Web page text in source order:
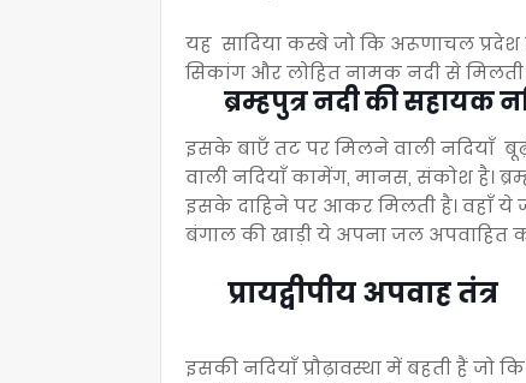
यह सादिया कस्बे जो कि अरूणाचल
सिकांग और लोहित नामक नदी से मिलती
ब्रम्हपुत्र नदी की सहायक
इसके बाएँ तट पर मिलने वाली नदियाँ
वाली नदियाँ कामेंग, मानस, संकोश है।
इसके दाहिने पर आकर मिलती है। वहाँ ये
बंगाल की खाड़ी ये अपना जल अपवाहित
प्रायद्वीपीय अपवाह तंत्र
इसकी नदियाँ प्रौढ़ावस्था में बहती हैं जो